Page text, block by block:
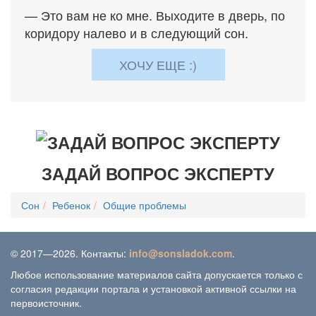
— Это вам не ко мне. Выходите в дверь, по
коридору налево и в следующий сон.
ХОЧУ ЕЩЕ :)
ЗАДАЙ ВОПРОС ЭКСПЕРТУ
Сон Ребенок Общие проблемы
© 2017—2026. Контакты: info@sonsladok.com.
Любое использование материалов сайта допускается только с
согласия редакции портала и установкой активной ссылки на
первоисточник.